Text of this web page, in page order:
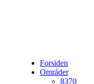
Forsiden
Områder
8370